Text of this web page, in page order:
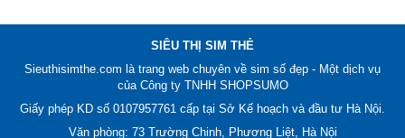
SIÊU THỊ SIM THẺ
Sieuthisimthe.com là trang web chuyên về sim số đẹp - Một dịch vụ
của Công ty TNHH SHOPSUMO
Giấy phép KD số 0107957761 cấp tại Sở Kế hoạch và đầu tư Hà Nội.
Văn phòng: 73 Trường Chinh, Phương Liệt, Hà Nội